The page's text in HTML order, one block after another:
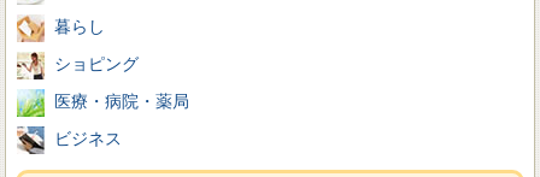
暮らし
ショピング
医療・病院・薬局
ビジネス